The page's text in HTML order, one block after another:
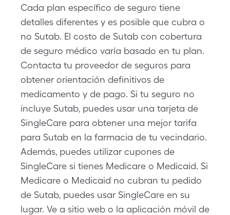
Cada plan específico de seguro tiene
detalles diferentes y es posible que cubra o
no Sutab. El costo de Sutab con cobertura
de seguro médico varía basado en tu plan.
Contacta tu proveedor de seguros para
obtener orientación definitivos de
medicamento y de pago. Si tu seguro no
incluye Sutab, puedes usar una tarjeta de
SingleCare para obtener una mejor tarifa
para Sutab en la farmacia de tu vecindario.
Además, puedes utilizar cupones de
SingleCare si tienes Medicare o Medicaid. Si
Medicare o Medicaid no cubran tu pedido
de Sutab, puedes usar SingleCare en su
lugar. Ve a sitio web o la aplicación móvil de